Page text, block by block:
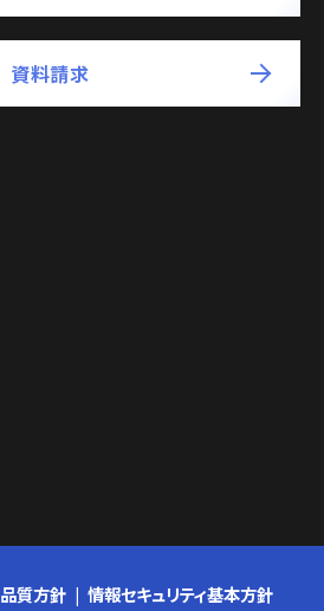
資料請求
品質方針 情報セキュリティ基本方針